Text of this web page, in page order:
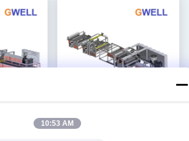
Βίντεο 10:53 AM